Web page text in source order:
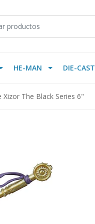
HE-MAN DIE-CAST
Xizor The Black Series 6"